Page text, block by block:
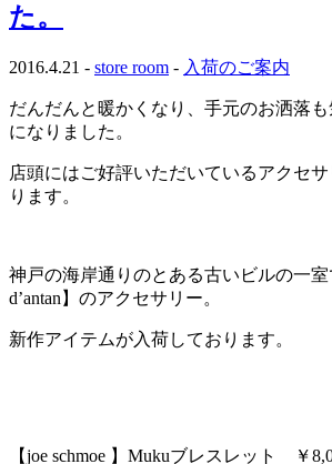
た。
2016.4.21 - store room - 入荷のご案内
だんだんと暖かくなり、手元のお洒落
になりました。
店頭にはご好評いただいているアクセ
ります。
神戸の海岸通りのとある古いビルの一室
d’antan】のアクセサリー。
新作アイテムが入荷しております。
【joe schmoe 】Mukuブレスレット ￥